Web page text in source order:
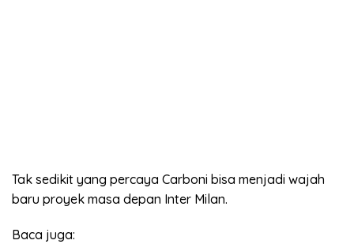
Tak sedikit yang percaya Carboni bisa menjadi wajah
baru proyek masa depan Inter Milan.
Baca juga: